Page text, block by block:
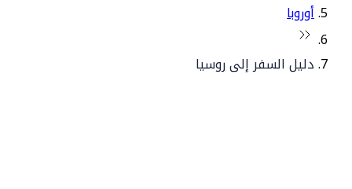
أوروبا
دليل السفر إلى روسيا